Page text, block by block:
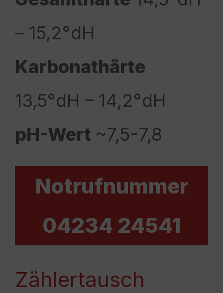
– 15,2°dH
Karbonathärte
13,5°dH – 14,2°dH
pH-Wert ~7,5-7,8
Notrufnummer
04234 24541
Zählertausch